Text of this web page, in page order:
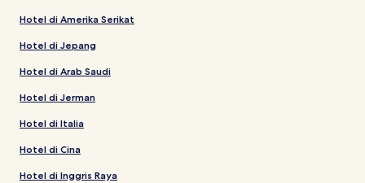
Hotel di Amerika Serikat
Hotel di Jepang
Hotel di Arab Saudi
Hotel di Jerman
Hotel di Italia
Hotel di Cina
Hotel di Inggris Raya